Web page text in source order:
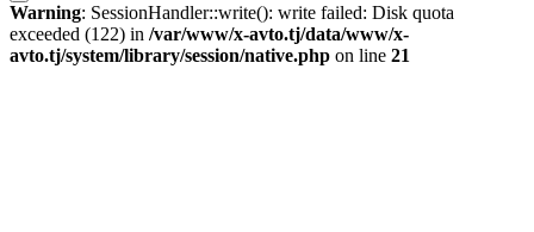
Warning: SessionHandler::write(): write failed: Disk quota
exceeded (122) in /var/www/x-avto.tj/data/www/x-
avto.tj/system/library/session/native.php on line 21